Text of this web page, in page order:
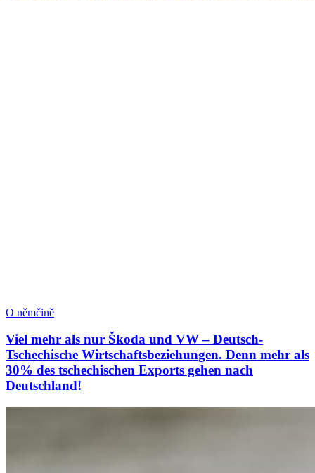
O němčině
Viel mehr als nur Škoda und VW – Deutsch-
Tschechische Wirtschaftsbeziehungen. Denn mehr als
30% des tschechischen Exports gehen nach
Deutschland!